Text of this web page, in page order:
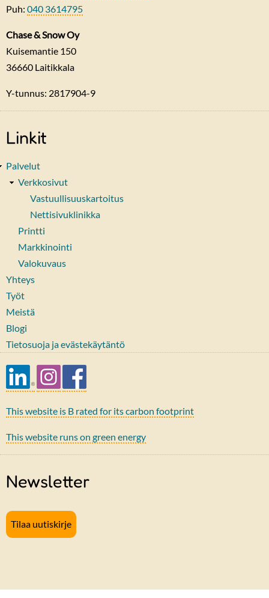
Puh: 040 3614795
Chase & Snow Oy
Kuisemantie 150
36660 Laitikkala
Y-tunnus: 2817904-9
Linkit
Palvelut
Verkkosivut
Vastuullisuuskartoitus
Nettisivuklinikka
Printti
Markkinointi
Valokuvaus
Yhteys
Työt
Meistä
Blogi
Tietosuoja ja evästekäytäntö
This website is B rated for its carbon footprint
This website runs on green energy
Newsletter
Tilaa uutiskirje